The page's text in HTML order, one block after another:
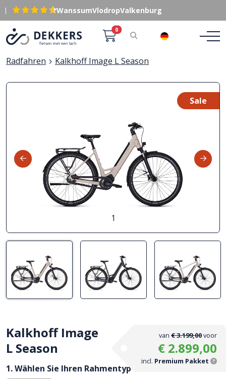
| WanssumVlodropValkenburg
0
Radfahren Kalkhoff Image L Season
Sale
1
Kalkhoff Image
L Season
van € 3.199,00voor
€ 2.899,00
incl. Premium Pakket
1. Wählen Sie Ihren Rahmentyp